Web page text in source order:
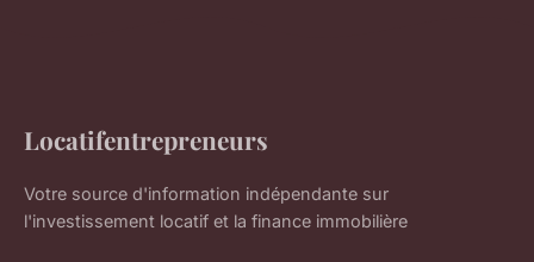
Locatifentrepreneurs
Votre source d'information indépendante sur
l'investissement locatif et la finance immobilière